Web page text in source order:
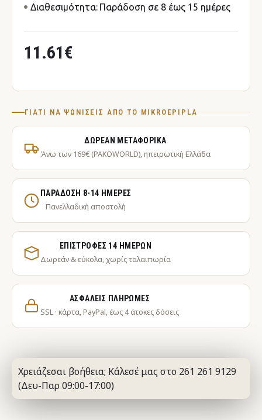
11.61€
Διαθεσιμότητα: Παράδοση σε 8 έως 15 ημέρες
ΓΙΑΤΊ ΝΑ ΨΩΝΊΣΕΙΣ ΑΠΌ ΤΟ MIKROEPIPLA
ΔΩΡΕΆΝ ΜΕΤΑΦΟΡΙΚΆ
Άνω των 169€ (PAKOWORLD), ηπειρωτική Ελλάδα
ΠΑΡΆΔΟΣΗ 8-14 ΗΜΈΡΕΣ
Πανελλαδική αποστολή
ΕΠΙΣΤΡΟΦΈΣ 14 ΗΜΕΡΏΝ
Δωρεάν & εύκολα, χωρίς ταλαιπωρία
ΑΣΦΑΛΕΊΣ ΠΛΗΡΩΜΈΣ
SSL · κάρτα, PayPal, έως 4 άτοκες δόσεις
Χρειάζεσαι βοήθεια; Κάλεσέ μας στο 261 261 9129
(Δευ-Παρ 09:00-17:00)